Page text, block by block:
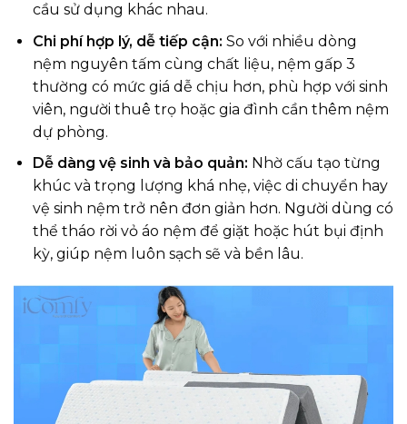
cầu sử dụng khác nhau.
Chi phí hợp lý, dễ tiếp cận: So với nhiều dòng
nệm nguyên tấm cùng chất liệu, nệm gấp 3
thường có mức giá dễ chịu hơn, phù hợp với sinh
viên, người thuê trọ hoặc gia đình cần thêm nệm
dự phòng.
Dễ dàng vệ sinh và bảo quản: Nhờ cấu tạo từng
khúc và trọng lượng khá nhẹ, việc di chuyển hay
vệ sinh nệm trở nên đơn giản hơn. Người dùng có
thể tháo rời vỏ áo nệm để giặt hoặc hút bụi định
kỳ, giúp nệm luôn sạch sẽ và bền lâu.